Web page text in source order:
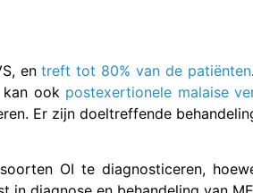
entreft tot 80% van de patiënten
ook postexertionele malaise
Er zijn doeltreffende
OI te diagnosticeren,